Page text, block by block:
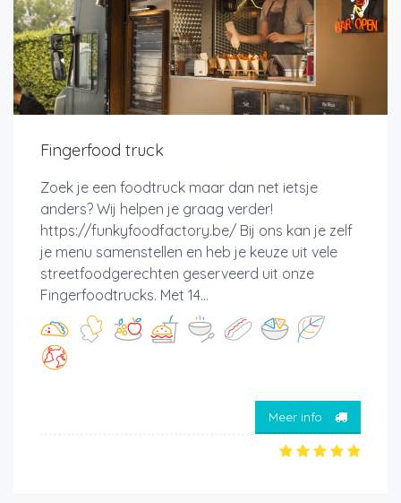
Fingerfood truck
Zoek je een foodtruck maar dan net ietsje
anders? Wij helpen je graag verder!
https://funkyfoodfactory.be/ Bij ons kan je zelf
je menu samenstellen en heb je keuze uit vele
streetfoodgerechten geserveerd uit onze
Fingerfoodtrucks. Met 14...
Meer info